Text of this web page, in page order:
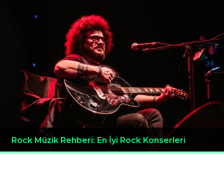
Rock Müzik Rehberi: En İyi Rock Konserleri